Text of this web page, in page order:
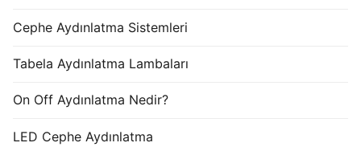
Cephe Aydınlatma Sistemleri
Tabela Aydınlatma Lambaları
On Off Aydınlatma Nedir?
LED Cephe Aydınlatma